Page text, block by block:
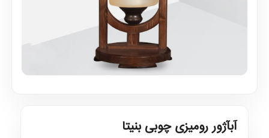
آبآژور رومیزی چوبی بنیتا